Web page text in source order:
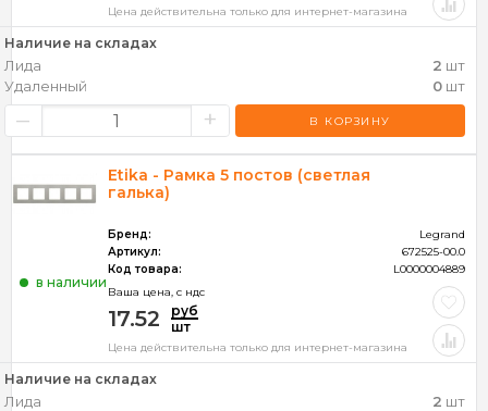
Цена действительна только для интернет-магазина
Наличие на складах
Лида 2 шт
Удаленный
0 шт
– + В КОРЗИНУ
Etika - Рамка 5 постов (светлая
галька)
Бренд:
Legrand
Артикул:
672525-00.0
Код товара:
L0000004889
Ваша цена, c ндс
17.52
руб
шт
в наличии
Цена действительна только для интернет-магазина
Наличие на складах
Лида 2 шт